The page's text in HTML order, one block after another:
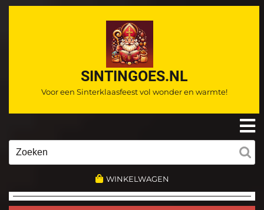
Ga
SINTINGOES.NL
Voor een Sinterklaasfeest vol wonder en warmte!
WINKELWAGEN